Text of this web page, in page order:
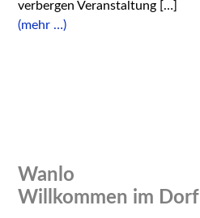
verbergen Veranstaltung […]
(mehr …)
Wanlo
Willkommen im Dorf